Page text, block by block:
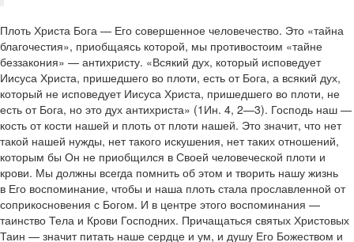
Плоть Христа Бога — Его совершенное человечество. Это «тайна
благочестия», приобщаясь которой, мы противостоим «тайне
беззакония» — антихристу. «Всякий дух, который исповедует
Иисуса Христа, пришедшего во плоти, есть от Бога, а всякий дух,
который не исповедует Иисуса Христа, пришедшего во плоти, не
есть от Бога, но это дух антихриста» (1Ин. 4, 2—3). Господь наш —
кость от кости нашей и плоть от плоти нашей. Это значит, что нет
такой нашей нужды, нет такого искушения, нет таких отношений,
которым бы Он не приобщился в Своей человеческой плоти и
крови. Мы должны всегда помнить об этом и творить нашу жизнь
в Его воспоминание, чтобы и наша плоть стала прославленной от
соприкосновения с Богом. И в центре этого воспоминания —
таинство Тела и Крови Господних. Причащаться святых Христовых
Таин — значит питать наше сердце и ум, и душу Его Божеством и